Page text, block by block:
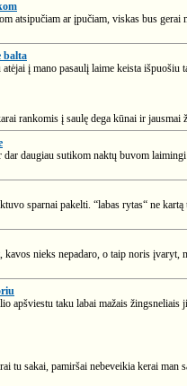
atsipučiam ar įpučiam, viskas bus
balta
į mano pasaulį laime keista
rankomis į saulę dega kūnai ir jausmai
daugiau sutikom naktų buvom
sparnai pakelti. “labas rytas“ ne
nieks nepadaro, o taip noris įvaryt,
apšviestu taku labai mažais
tu sakai, pamiršai nebeveikia kerai